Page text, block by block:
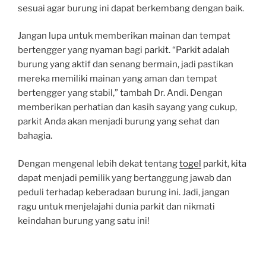
sesuai agar burung ini dapat berkembang dengan baik.
Jangan lupa untuk memberikan mainan dan tempat
bertengger yang nyaman bagi parkit. “Parkit adalah
burung yang aktif dan senang bermain, jadi pastikan
mereka memiliki mainan yang aman dan tempat
bertengger yang stabil,” tambah Dr. Andi. Dengan
memberikan perhatian dan kasih sayang yang cukup,
parkit Anda akan menjadi burung yang sehat dan
bahagia.
Dengan mengenal lebih dekat tentangtogel parkit, kita
dapat menjadi pemilik yang bertanggung jawab dan
peduli terhadap keberadaan burung ini. Jadi, jangan
ragu untuk menjelajahi dunia parkit dan nikmati
keindahan burung yang satu ini!